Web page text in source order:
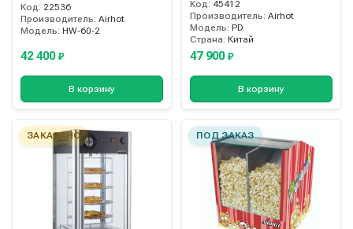
Код: 22536
Производитель: Airhot
Модель: HW-60-2
42 400 ₽
В корзину
Код: 45412
Производитель: Airhot
Модель: PD
Страна: Китай
47 900 ₽
В корзину
ЗАКАЗАНО ПОД ЗАКАЗ